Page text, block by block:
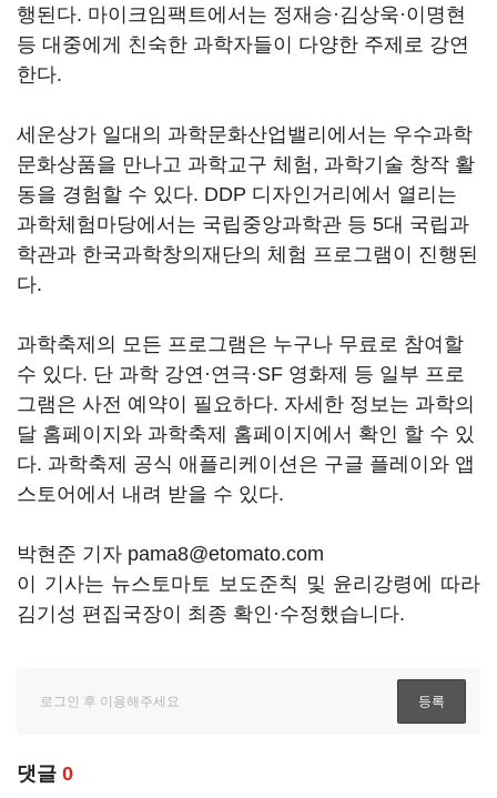
행된다. 마이크임팩트에서는 정재승·김상욱·이명현
등 대중에게 친숙한 과학자들이 다양한 주제로 강연
한다.
세운상가 일대의 과학문화산업밸리에서는 우수과학
문화상품을 만나고 과학교구 체험, 과학기술 창작 활
동을 경험할 수 있다. DDP 디자인거리에서 열리는
과학체험마당에서는 국립중앙과학관 등 5대 국립과
학관과 한국과학창의재단의 체험 프로그램이 진행된
다.
과학축제의 모든 프로그램은 누구나 무료로 참여할
수 있다. 단 과학 강연·연극·SF 영화제 등 일부 프로
그램은 사전 예약이 필요하다. 자세한 정보는 과학의
달 홈페이지와 과학축제 홈페이지에서 확인 할 수 있
다. 과학축제 공식 애플리케이션은 구글 플레이와 앱
스토어에서 내려 받을 수 있다.
박현준 기자 pama8@etomato.com
이 기사는 뉴스토마토 보도준칙 및 윤리강령에 따라
김기성 편집국장이 최종 확인·수정했습니다.
댓글 0